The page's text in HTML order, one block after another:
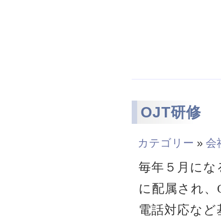
OJT研修
カテゴリー » 会
毎年５月に
に配属され
電話対応な